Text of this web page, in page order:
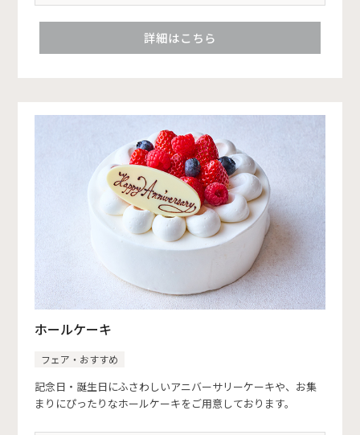
詳細はこちら
ホールケーキ
フェア・おすすめ
記念日・誕生日にふさわしいアニバーサリーケーキや、お集
まりにぴったりなホールケーキをご用意しております。